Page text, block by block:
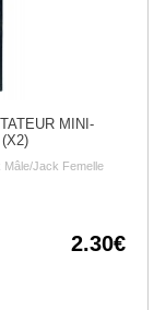
MINI-
Mâle/Jack Femelle
2.30